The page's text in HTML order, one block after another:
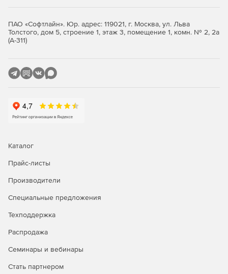
Средства миграции Windows Active Directory между
доменами и серверами.
компьютеров из режима сна (технология Wake On
LAN).
параметров функции контроля учетных записей,
брандмауэра.
Windows WMI с помощью графического интерфейса.
Удаленное восстановление ключей продуктов.
доменами и рабочими группами.
Задачи администрирования можно выполнять
Мастер настройки для быстрого начала работы.
Одна лицензия ИТ-администратора для
ПАО «Софтлайн». Юр. адрес: 119021, г. Москва, ул. Льва
Толстого, дом 5, строение 1, этаж 3, помещение 1, комн. № 2, 2а
(А-311)
Каталог
Прайс-листы
Производители
Специальные предложения
Техподдержка
Распродажа
Семинары и вебинары
Стать партнером